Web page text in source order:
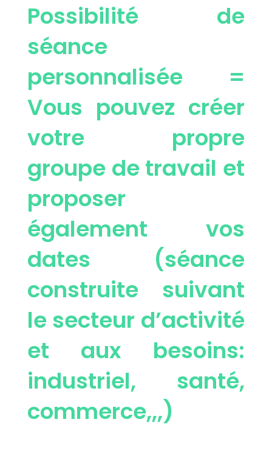
Possibilité de
séance
personnalisée =
Vous pouvez créer
votre propre
groupe de travail et
proposer
également vos
dates (séance
construite suivant
le secteur d’activité
et aux besoins:
industriel, santé,
commerce,,,)